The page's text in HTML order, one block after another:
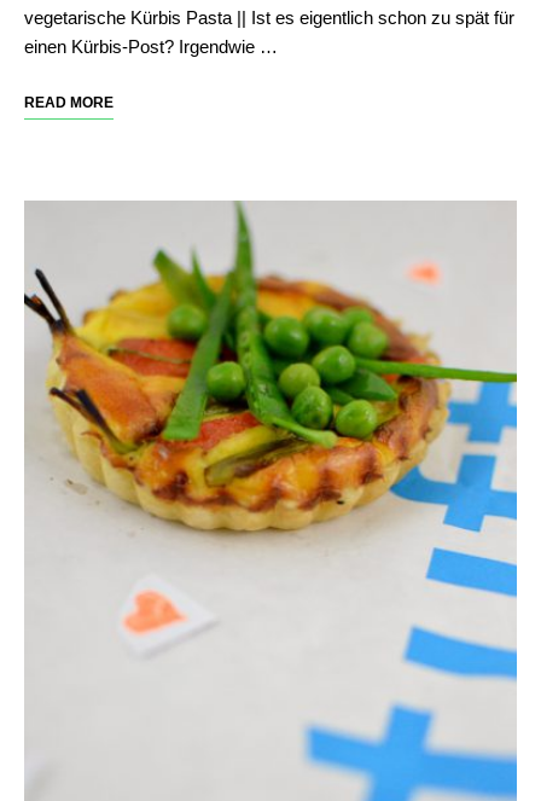
vegetarische Kürbis Pasta || Ist es eigentlich schon zu spät für
einen Kürbis-Post? Irgendwie …
READ MORE